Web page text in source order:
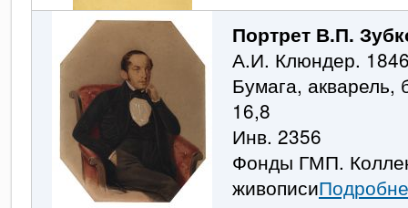
Портрет В.П.
А.И. Клюндер.
Бумага, акварель,
16,8
Инв. 2356
Фонды ГМП.
живописи